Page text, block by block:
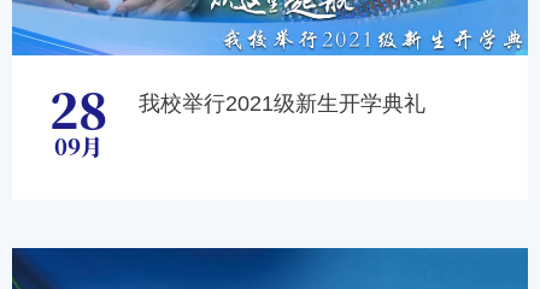
28
09月
我校举行2021级新生开学典礼